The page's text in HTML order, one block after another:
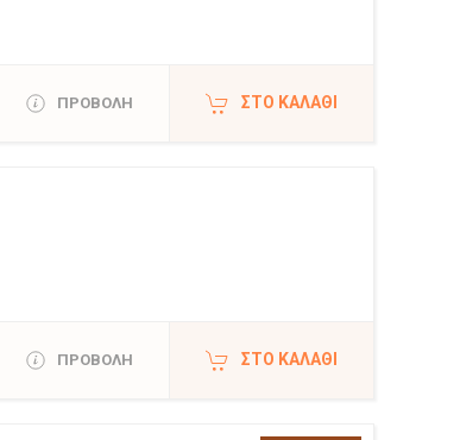
ΠΡΟΒΟΛΗ ΣΤΟ ΚΑΛΆΘΙ
ΠΡΟΒΟΛΗ ΣΤΟ ΚΑΛΆΘΙ